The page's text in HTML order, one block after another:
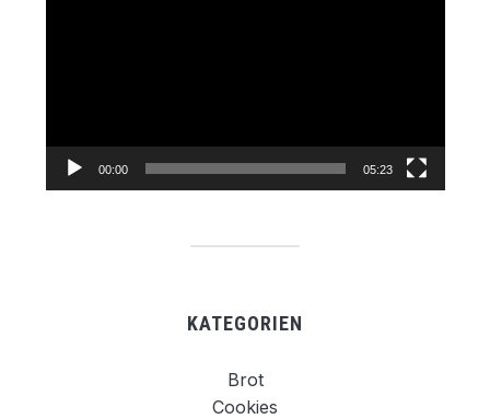
00:00 05:23
KATEGORIEN
Brot
Cookies